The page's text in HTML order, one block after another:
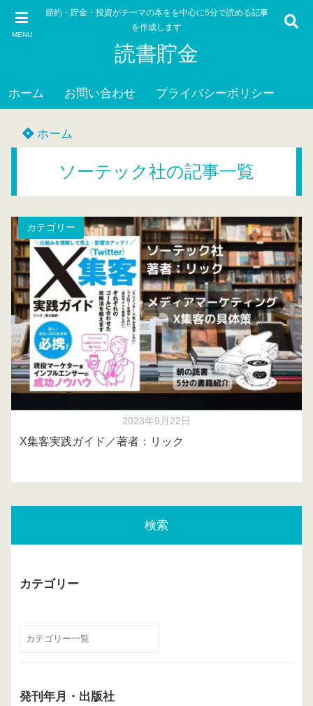
MENU
節約・貯金・投資がテーマの本をを中心に5分で読める記事
を作成します
読書貯金
ホーム お問い合わせ プライバシーポリシー
ホーム
ソーテック社の記事一覧
カテゴリー
2023年9月22日
X集客実践ガイド／著者：リック
検索
カテゴリー
発刊年月・出版社